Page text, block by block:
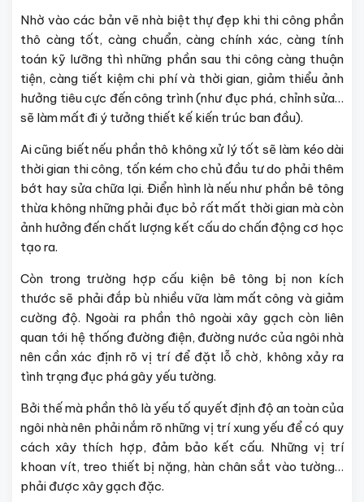
Nhờ vào các bản vẽ nhà biệt thự đẹp khi thi công phần
thô càng tốt, càng chuẩn, càng chính xác, càng tính
toán kỹ lưỡng thì những phần sau thi công càng thuận
tiện, càng tiết kiệm chi phí và thời gian, giảm thiểu ảnh
hưởng tiêu cực đến công trình (như đục phá, chỉnh sửa…
sẽ làm mất đi ý tưởng thiết kế kiến trúc ban đầu).
Ai cũng biết nếu phần thô không xử lý tốt sẽ làm kéo dài
thời gian thi công, tốn kém cho chủ đầu tư do phải thêm
bớt hay sửa chữa lại. Điển hình là nếu như phần bê tông
thừa không những phải đục bỏ rất mất thời gian mà còn
ảnh hưởng đến chất lượng kết cấu do chấn động cơ học
tạo ra.
Còn trong trường hợp cấu kiện bê tông bị non kích
thước sẽ phải đắp bù nhiều vữa làm mất công và giảm
cường độ. Ngoài ra phần thô ngoài xây gạch còn liên
quan tới hệ thống đường điện, đường nước của ngôi nhà
nên cần xác định rõ vị trí để đặt lỗ chờ, không xảy ra
tình trạng đục phá gây yếu tường.
Bởi thế mà phần thô là yếu tố quyết định độ an toàn của
ngôi nhà nên phải nắm rõ những vị trí xung yếu để có quy
cách xây thích hợp, đảm bảo kết cấu. Những vị trí
khoan vít, treo thiết bị nặng, hàn chân sắt vào tường…
phải được xây gạch đặc.